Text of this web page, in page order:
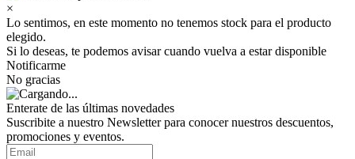
×
Lo sentimos, en este momento no tenemos stock para el producto
elegido.
Si lo deseas, te podemos avisar cuando vuelva a estar disponible
Notificarme
No gracias
Enterate de las últimas novedades
Suscribite a nuestro Newsletter para conocer nuestros descuentos,
promociones y eventos.